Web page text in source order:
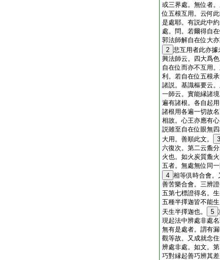
或三界處。無位者
位五根互用。云何
是處耶。有説此中
處。問。若爾得自
郭法師解自在位大
2 悲互用者此亦
興法師云。四大爲
自在位而亦不互用
利。若自在位五根
諸説。基識樞要云
一師云。實能縁諸
遍有諸根。各自起
諸根用各遍一切故
相故。心王亦應有
説雖至自在位眼無
大用。善順此文。
3
六復次。第二云麁
火也。如火炭質麁
五者。無處無位同
4 相等倶時合會
善苦樂合會。三辨
五第七標證得名。
五種半擇迦皆不能
天生半擇迦也。
5
現起法中辨處非處
無有是處者。謂有
觀等故。又成就念
辨處非處。如文。
巧對縁起善巧辨其